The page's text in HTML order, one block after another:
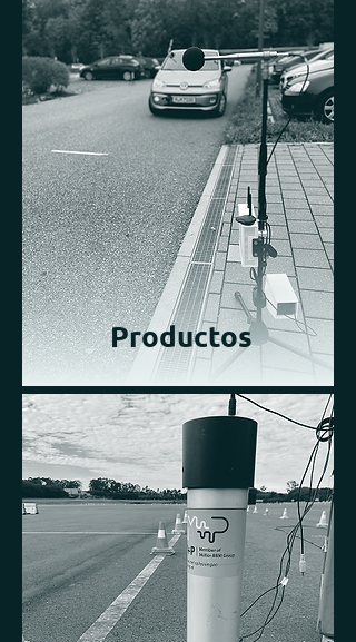
Productos